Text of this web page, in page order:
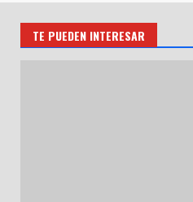
TE PUEDEN INTERESAR